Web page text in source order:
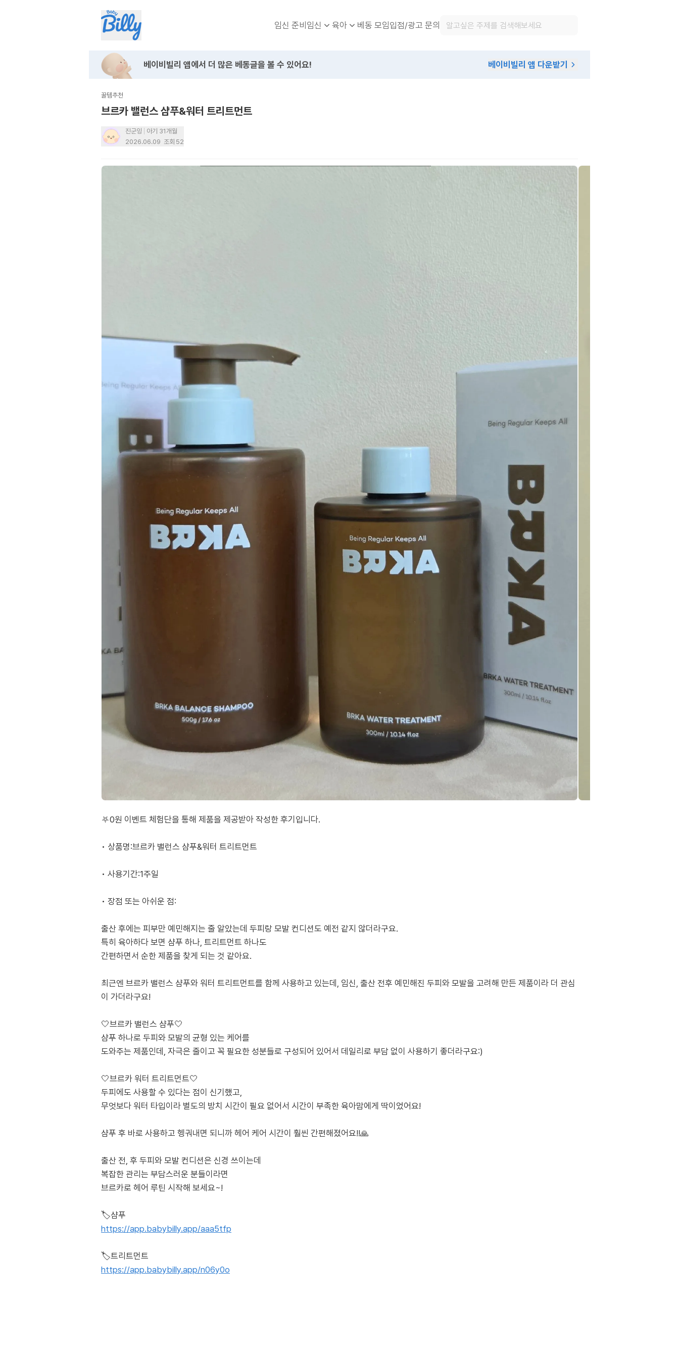
임신 준비임신 육아 베동 모임입점/광고 문의
베이비빌리 앱에서 더 많은 베동글을 볼 수 있어요! 베이비빌리 앱 다운받기
꿀템추천
브르카 밸런스 샴푸&워터 트리트먼트
진군잉
아기 31개월
2026.06.09 조회 52
⛧0원 이벤트 체험단을 통해 제품을 제공받아 작성한 후기입니다.
• 상품명:브르카 밸런스 샴푸&워터 트리트먼트
• 사용기간:1주일
• 장점 또는 아쉬운 점:
출산 후에는 피부만 예민해지는 줄 알았는데 두피랑 모발 컨디션도 예전 같지 않더라구요.
특히 육아하다 보면 샴푸 하나, 트리트먼트 하나도
간편하면서 순한 제품을 찾게 되는 것 같아요.
최근엔 브르카 밸런스 샴푸와 워터 트리트먼트를 함께 사용하고 있는데, 임신, 출산 전후 예민해진 두피와 모발을 고려해 만든 제품이라 더 관심
이 가더라구요!
🤍브르카 밸런스 샴푸🤍
샴푸 하나로 두피와 모발의 균형 있는 케어를
도와주는 제품인데, 자극은 줄이고 꼭 필요한 성분들로 구성되어 있어서 데일리로 부담 없이 사용하기 좋더라구요:)
🤍브르카 워터 트리트먼트🤍
두피에도 사용할 수 있다는 점이 신기했고,
무엇보다 워터 타입이라 별도의 방치 시간이 필요 없어서 시간이 부족한 육아맘에게 딱이었어요!
샴푸 후 바로 사용하고 헹궈내면 되니까 헤어 케어 시간이 훨씬 간편해졌어요!!🙏
출산 전, 후 두피와 모발 컨디션은 신경 쓰이는데
복잡한 관리는 부담스러운 분들이라면
브르카로 헤어 루틴 시작해 보세요~!
https://app.babybilly.app/aaa5tfp
https://app.babybilly.app/n06y0o